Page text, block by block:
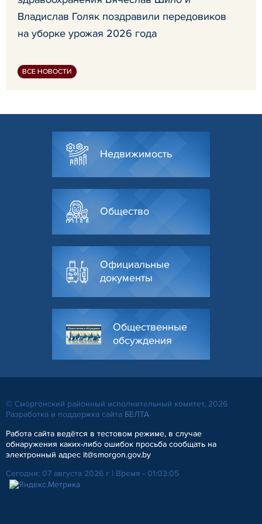
Владислав Голяк поздравили передовиков
на уборке урожая 2026 года
ВСЕ НОВОСТИ
Недвижимость
Общество
Официальные
документы
Общественные
обсуждения
© Сморгонский районный исполнительный комитет, 2026
Разработка и поддержка сайта БЕЛТА
Работа сайта ведётся в тестовом режиме, в случае
обнаружения каких-либо ошибок просьба сообщать на
электронный адрес it@smorgon.gov.by
Сегодня: 07 августа 2026 г | Время - 01:03:05